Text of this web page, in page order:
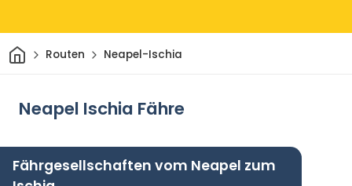
HeimRouten Neapel-Ischia
Neapel Ischia Fähre
Fährgesellschaften vom Neapel zum